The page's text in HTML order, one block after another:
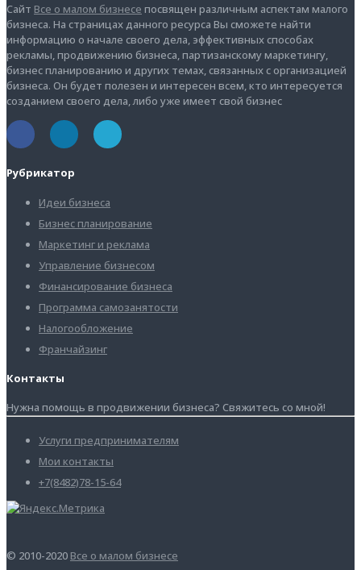
Сайт Все о малом бизнесе посвящен различным аспектам малого
бизнеса. На страницах данного ресурса Вы сможете найти
информацию о начале своего дела, эффективных способах
рекламы, продвижению бизнеса, партизанскому маркетингу,
бизнес планированию и других темах, связанных с организацией
бизнеса. Он будет полезен и интересен всем, кто интересуется
созданием своего дела, либо уже имеет свой бизнес
Рубрикатор
Идеи бизнеса
Бизнес планирование
Маркетинг и реклама
Управление бизнесом
Финансирование бизнеса
Программа самозанятости
Налогообложение
Франчайзинг
Контакты
Нужна помощь в продвижении бизнеса? Свяжитесь со мной!
Услуги предпринимателям
Мои контакты
+7(8482)78-15-64
© 2010-2020 Все о малом бизнесе